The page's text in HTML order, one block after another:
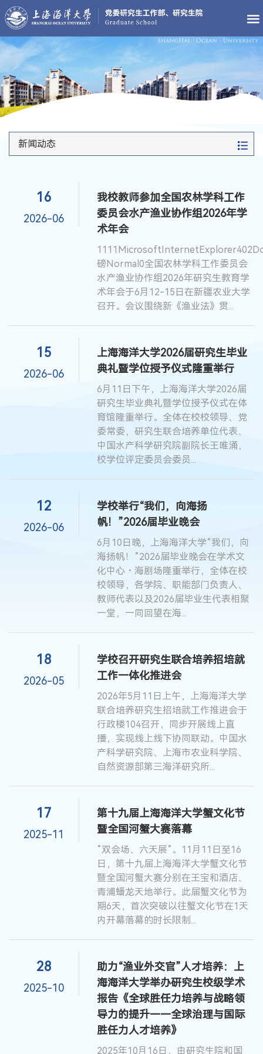
新闻动态
16
2026-06
我校教师参加全国农林学科工作
委员会水产渔业协作组2026年学
术年会
磅Normal0全国农林学科工作委员会
水产渔业协作组2026年研究生教育学
术年会于6月12-15日在新疆农业大学
召开。会议围绕新《渔业法》贯...
15
2026-06
上海海洋大学2026届研究生毕业
典礼暨学位授予仪式隆重举行
6月11日下午，上海海洋大学2026届
研究生毕业典礼暨学位授予仪式在体
育馆隆重举行。全体在校校领导、党
委常委，研究生联合培养单位代表、
中国水产科学研究院副院长王唯涌，
校学位评定委员会委员...
12
2026-06
学校举行“我们，向海扬
帆！”2026届毕业晚会
6月10日晚，上海海洋大学“我们，向
海扬帆！”2026届毕业晚会在学术文
化中心・海剧场隆重举行，全体在校
校领导，各学院、职能部门负责人、
教师代表以及2026届毕业生代表相聚
一堂，一同回望在海...
18
2026-05
学校召开研究生联合培养招培就
工作一体化推进会
2026年5月11日上午，上海海洋大学
联合培养研究生招培就工作推进会于
行政楼104召开，同步开展线上直
播，实现线上线下协同联动。中国水
产科学研究院、上海市农业科学院、
自然资源部第三海洋研究所...
17
2025-11
第十九届上海海洋大学蟹文化节
暨全国河蟹大赛落幕
“双会场、六天展”。11月11日至16
日，第十九届上海海洋大学蟹文化节
暨全国河蟹大赛分别在王宝和酒店、
青浦蟠龙天地举行。此届蟹文化节为
期6天，首次突破以往蟹文化节在1天
内开幕落幕的时长限制...
28
2025-10
助力“渔业外交官”人才培养：上
海海洋大学举办研究生校级学术
报告《全球胜任力培养与战略领
导力的提升——全球治理与国际
胜任力人才培养》
2025年10月16日，由研究生院和国